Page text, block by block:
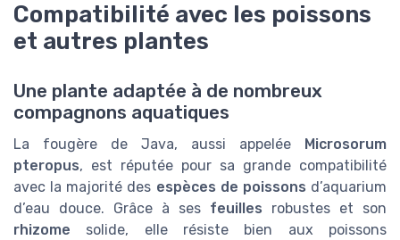
Compatibilité avec les poissons
et autres plantes
Une plante adaptée à de nombreux
compagnons aquatiques
La fougère de Java, aussi appelée
Microsorum
pteropus, est réputée pour sa grande compatibilité
avec la majorité des espèces de poissons d’aquarium
d’eau douce. Grâce à ses feuilles robustes et son
rhizome solide, elle résiste bien aux poissons